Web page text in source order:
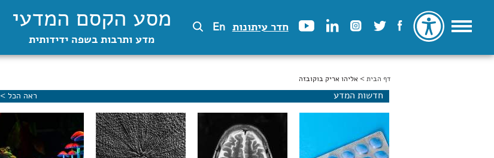
חדר עיתונות En מסע הקסם המדעי
מדע ותרבות בשפה ידידותית
הינך נמצא כאן
דף הבית > אליהו אריק בוקובזה
חדשות המדע ראה הכל >